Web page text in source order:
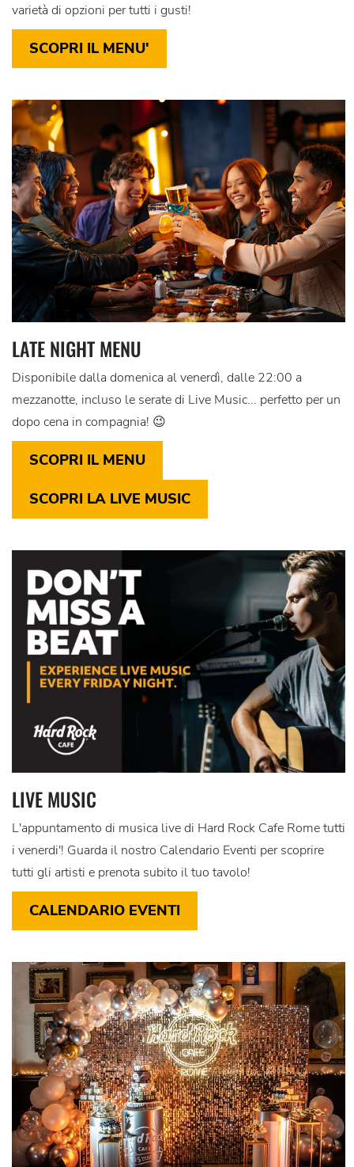
varietà di opzioni per tutti i gusti!
SCOPRI IL MENU'
LATE NIGHT MENU
Disponibile dalla domenica al venerdì, dalle 22:00 a
mezzanotte, incluso le serate di Live Music... perfetto per un
dopo cena in compagnia! 😉
SCOPRI IL MENU
SCOPRI LA LIVE MUSIC
LIVE MUSIC
L'appuntamento di musica live di Hard Rock Cafe Rome tutti
i venerdi'! Guarda il nostro Calendario Eventi per scoprire
tutti gli artisti e prenota subito il tuo tavolo!
CALENDARIO EVENTI